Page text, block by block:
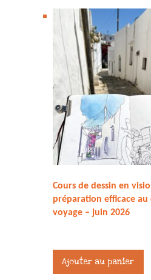
Cours de dessin en
préparation efficace au
voyage – juin 2026
Ajouter au panier